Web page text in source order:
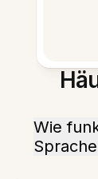
Wie